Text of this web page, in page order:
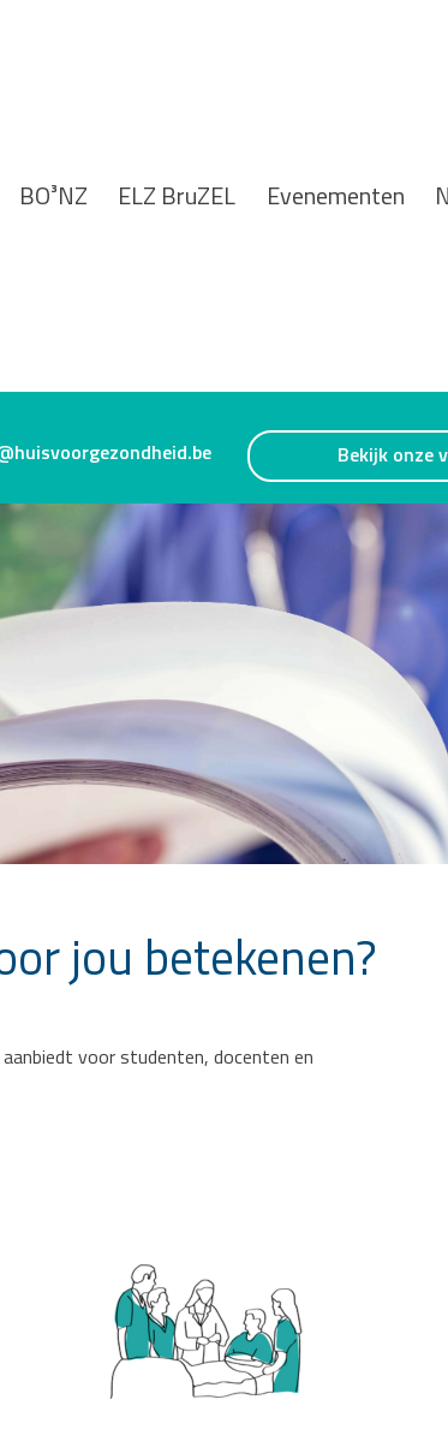
BO³NZ ELZ BruZEL Evenementen
Bekijk onze
jou betekenen?
voor studenten, docenten en